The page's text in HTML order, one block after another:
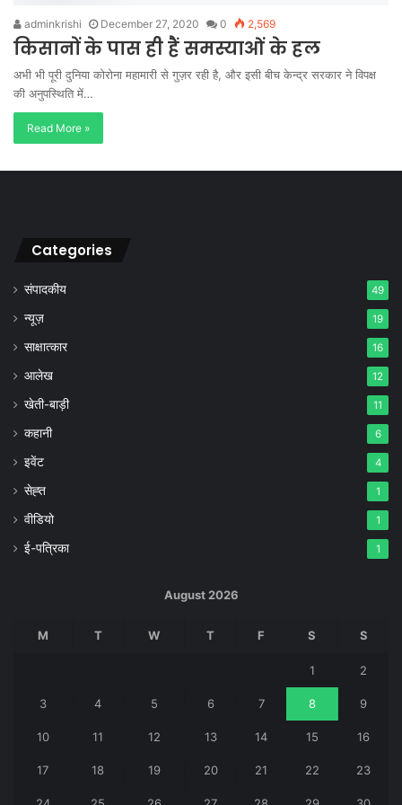
adminkrishi December 27, 2020 0 2,569
किसानों के पास ही हैं समस्याओं के हल
अभी भी पूरी दुनिया कोरोना महामारी से गुज़र रही है, और इसी बीच केन्द्र सरकार ने विपक्ष
की अनुपस्थिति में…
Read More »
Categories
संपादकीय 49
न्यूज़ 19
साक्षात्कार 16
आलेख 12
खेती-बाड़ी 11
कहानी 6
इवेंट 4
सेह्त 1
वीडियो 1
ई-पत्रिका 1
August 2026
M T W T F S S
1 2
3 4 5 6 7 8 9
10 11 12 13 14 15 16
17 18 19 20 21 22 23